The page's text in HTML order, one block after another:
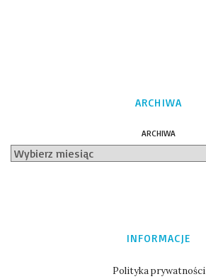
ARCHIWA
ARCHIWA
INFORMACJE
Polityka prywatności